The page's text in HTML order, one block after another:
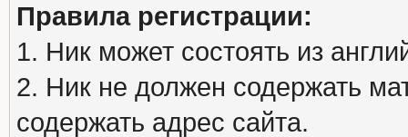
Правила регистрации:
1. Ник может состоять из
2. Ник не должен содержать
содержать адрес сайта.